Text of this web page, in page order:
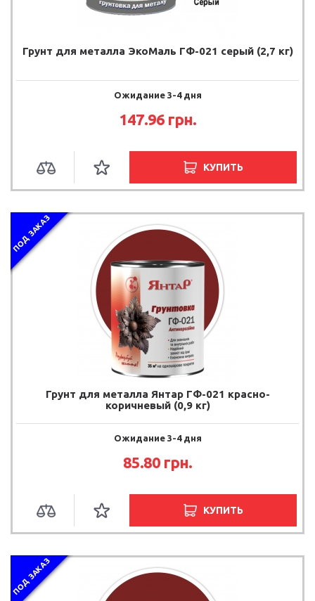
Грунт для металла ЭкоМаль ГФ-021 серый (2,7 кг)
Ожидание 3-4 дня
147.96 грн.
КУПИТЬ
ПОД ЗАКАЗ
Грунт для металла Янтар ГФ-021 красно-
коричневый (0,9 кг)
Ожидание 3-4 дня
85.80 грн.
КУПИТЬ
ПОД ЗАКАЗ